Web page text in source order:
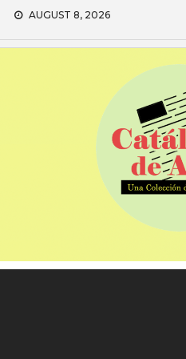
Skip
content
AUGUST 8, 2026